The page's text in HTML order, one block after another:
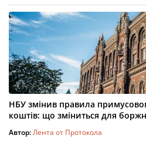
НБУ змінив правила
коштів: що зміниться для
Автор:Лента от Протокола